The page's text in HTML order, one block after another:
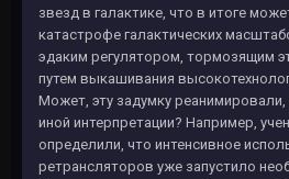
звезд в галактике, что в итоге
катастрофе галактических
эдаким регулятором, тормозящим
путем выкашивания
Может, эту задумку
иной интерпретации? Например,
определили, что интенсивное
ретрансляторов уже запустило